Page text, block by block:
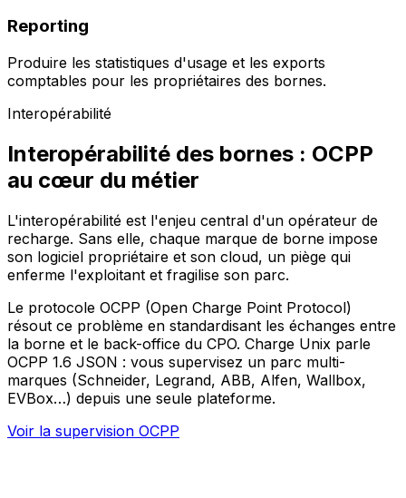
Reporting
Produire les statistiques d'usage et les exports
comptables pour les propriétaires des bornes.
Interopérabilité
Interopérabilité des bornes : OCPP
au cœur du métier
L'interopérabilité est l'enjeu central d'un opérateur de
recharge. Sans elle, chaque marque de borne impose
son logiciel propriétaire et son cloud, un piège qui
enferme l'exploitant et fragilise son parc.
Le protocole OCPP (Open Charge Point Protocol)
résout ce problème en standardisant les échanges entre
la borne et le back-office du CPO. Charge Unix parle
OCPP 1.6 JSON : vous supervisez un parc multi-
marques (Schneider, Legrand, ABB, Alfen, Wallbox,
EVBox…) depuis une seule plateforme.
Voir la supervision OCPP